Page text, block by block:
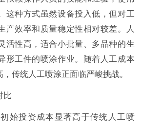
这种方式虽然设备投入低，但对工
产效率和质量稳定性相对较差。人
活性高，适合小批量、多品种的生
形工件的喷涂作业。随着人工成本
传统人工喷涂正面临严峻挑战。
比
始投资成本显著高于传统人工喷